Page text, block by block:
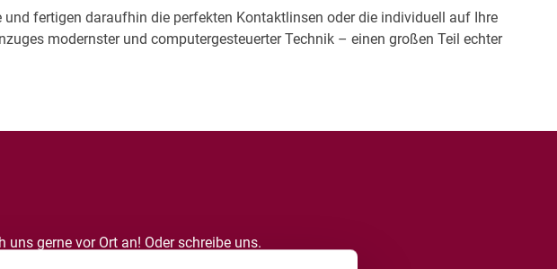
fertigen daraufhin die perfekten Kontaktlinsen oder die individuell auf Ihre
modernster und computergesteuerter Technik – einen großen Teil echter
gerne vor Ort an! Oder schreibe uns.